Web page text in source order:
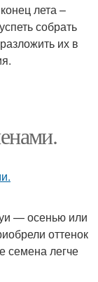
лета –
собрать
их в
— осенью или
оттенок
семена легче